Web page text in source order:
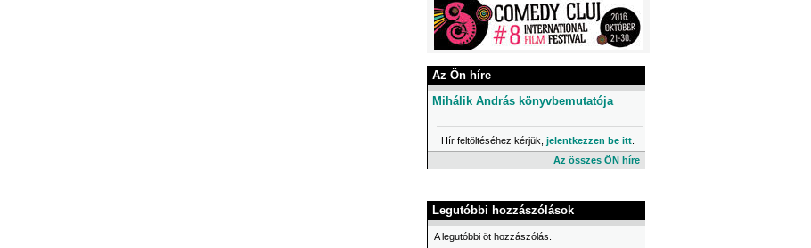
Az Ön híre
Mihálik András könyvbemutatója
Hír feltöltéséhez kérjük, jelentkezzen be itt
Az összes ÖN híre
Legutóbbi hozzászólások
A legutóbbi öt hozzászólás.